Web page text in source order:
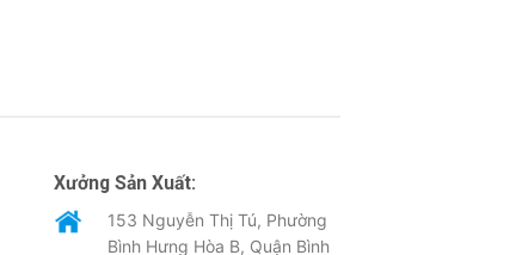
Xưởng Sản Xuất:
153 Nguyễn Thị Tú, Phường
Bình Hưng Hòa B, Quận Bình